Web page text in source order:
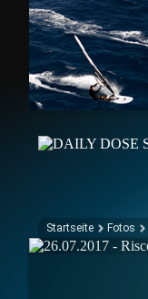
Startseite Fotos